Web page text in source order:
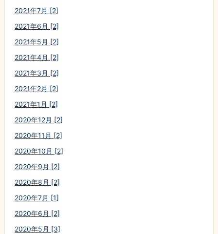
2021年7月 [2]
2021年6月 [2]
2021年5月 [2]
2021年4月 [2]
2021年3月 [2]
2021年2月 [2]
2021年1月 [2]
2020年12月 [2]
2020年11月 [2]
2020年10月 [2]
2020年9月 [2]
2020年8月 [2]
2020年7月 [1]
2020年6月 [2]
2020年5月 [3]